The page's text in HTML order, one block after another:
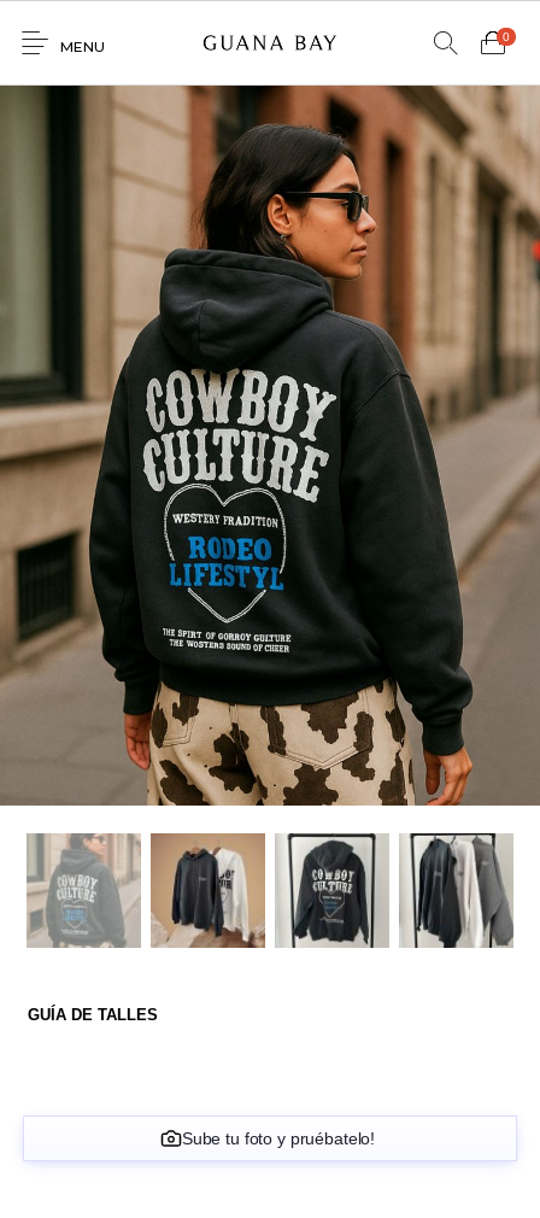
Home
Venta
Mayorista
MENU
0
GUÍA DE TALLES
Sube tu foto y pruébatelo!